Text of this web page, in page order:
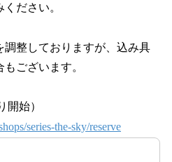
ださい。
整しておりますが、込み具
ございます。
開始）
series-the-sky/reserve